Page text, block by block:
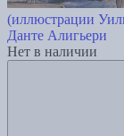
(иллюстрации
Данте Алигьери
Нет в наличии